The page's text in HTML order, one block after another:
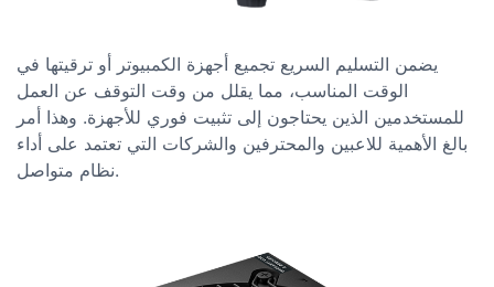
يضمن التسليم السريع تجميع أجهزة الكمبيوتر أو ترقيتها في
الوقت المناسب، مما يقلل من وقت التوقف عن العمل
للمستخدمين الذين يحتاجون إلى تثبيت فوري للأجهزة. وهذا أمر
بالغ الأهمية للاعبين والمحترفين والشركات التي تعتمد على أداء
نظام متواصل.